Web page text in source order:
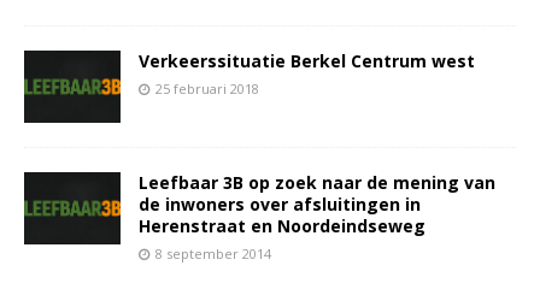
Verkeerssituatie Berkel Centrum west
25 februari 2018
Leefbaar 3B op zoek naar de mening van
de inwoners over afsluitingen in
Herenstraat en Noordeindseweg
8 september 2014